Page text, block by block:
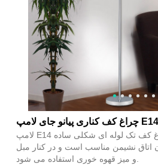
چراغ کف کناری پیانو جای لامپ E14
لامپ E14 چراغ کف کناری پیانو. چراغ کف تک لوله ای شکلی ساده
اتاق نشیمن مناسب است و در کنار مبل